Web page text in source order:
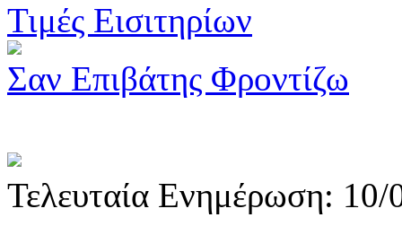
Τιμές Εισιτηρίων
Σαν Επιβάτης Φροντίζω
Τελευταία Ενημέρωση: